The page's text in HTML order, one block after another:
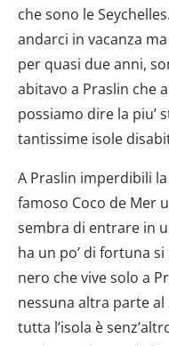
che sono le
andarci in vacanza
per quasi due anni,
abitavo a Praslin che
possiamo dire la piu’
tantissime isole
A Praslin imperdibili la
famoso Coco de Mer
sembra di entrare in
ha un po’ di fortuna
nero che vive solo a
nessuna altra parte al
tutta l’isola è